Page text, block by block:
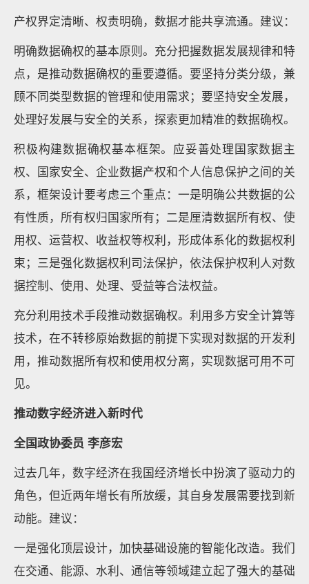
产权界定清晰、权责明确，数据才能共享流通。建议：
明确数据确权的基本原则。充分把握数据发展规律和特
点，是推动数据确权的重要遵循。要坚持分类分级，兼
顾不同类型数据的管理和使用需求；要坚持安全发展，
处理好发展与安全的关系，探索更加精准的数据确权。
积极构建数据确权基本框架。应妥善处理国家数据主
权、国家安全、企业数据产权和个人信息保护之间的关
系，框架设计要考虑三个重点：一是明确公共数据的公
有性质，所有权归国家所有；二是厘清数据所有权、使
用权、运营权、收益权等权利，形成体系化的数据权利
束；三是强化数据权利司法保护，依法保护权利人对数
据控制、使用、处理、受益等合法权益。
充分利用技术手段推动数据确权。利用多方安全计算等
技术，在不转移原始数据的前提下实现对数据的开发利
用，推动数据所有权和使用权分离，实现数据可用不可
见。
推动数字经济进入新时代
全国政协委员 李彦宏
过去几年，数字经济在我国经济增长中扮演了驱动力的
角色，但近两年增长有所放缓，其自身发展需要找到新
动能。建议：
一是强化顶层设计，加快基础设施的智能化改造。我们
在交通、能源、水利、通信等领域建立起了强大的基础